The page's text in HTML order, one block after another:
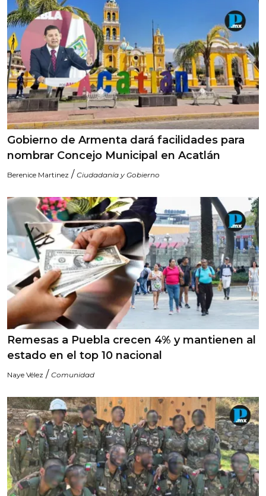
Gobierno de Armenta dará facilidades para
nombrar Concejo Municipal en Acatlán
Berenice Martinez / Ciudadanía y Gobierno
Remesas a Puebla crecen 4% y mantienen al
estado en el top 10 nacional
Naye Vélez / Comunidad